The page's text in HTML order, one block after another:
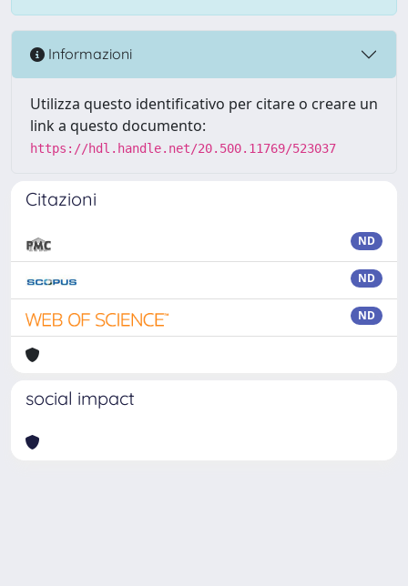
Informazioni
Utilizza questo identificativo per citare o creare un
link a questo documento:
https://hdl.handle.net/20.500.11769/523037
Citazioni
ND
ND
ND
social impact